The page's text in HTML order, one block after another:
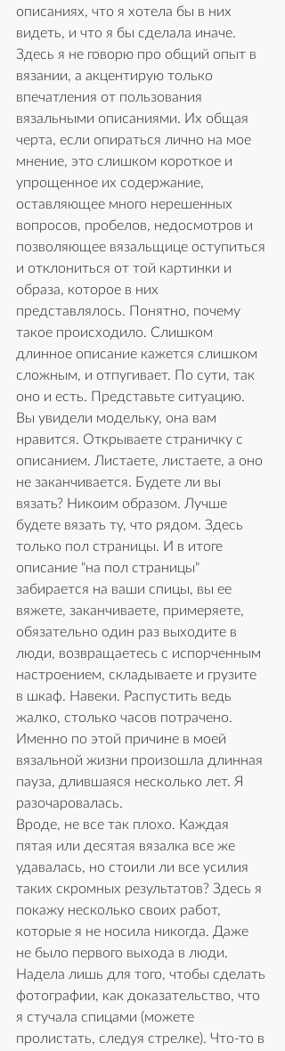
описаниях, что я хотела бы в них
видеть, и что я бы сделала иначе.
Здесь я не говорю про общий опыт в
вязании, а акцентирую только
впечатления от пользования
вязальными описаниями. Их общая
черта, если опираться лично на мое
мнение, это слишком короткое и
упрощенное их содержание,
оставляющее много нерешенных
вопросов, пробелов, недосмотров и
позволяющее вязальщице оступиться
и отклониться от той картинки и
образа, которое в них
представлялось. Понятно, почему
такое происходило. Слишком
длинное описание кажется слишком
сложным, и отпугивает. По сути, так
оно и есть. Представьте ситуацию.
Вы увидели модельку, она вам
нравится. Открываете страничку с
описанием. Листаете, листаете, а оно
не заканчивается. Будете ли вы
вязать? Никоим образом. Лучше
будете вязать ту, что рядом. Здесь
только пол страницы. И в итоге
описание "на пол страницы"
забирается на ваши спицы, вы ее
вяжете, заканчиваете, примеряете,
обязательно один раз выходите в
люди, возвращаетесь с испорченным
настроением, складываете и грузите
в шкаф. Навеки. Распустить ведь
жалко, столько часов потрачено.
Именно по этой причине в моей
вязальной жизни произошла длинная
пауза, длившаяся несколько лет. Я
разочаровалась.
Вроде, не все так плохо. Каждая
пятая или десятая вязалка все же
удавалась, но стоили ли все усилия
таких скромных результатов? Здесь я
покажу несколько своих работ,
которые я не носила никогда. Даже
не было первого выхода в люди.
Надела лишь для того, чтобы сделать
фотографии, как доказательство, что
я стучала спицами (можете
пролистать, следуя стрелке). Что-то в